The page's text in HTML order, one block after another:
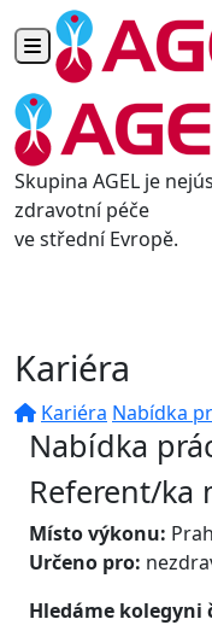
Toggle navigation
Skupina AGEL je
zdravotní péče
ve střední Evropě.
Kariéra
Kariéra Nabídka
Nabídka
Referent/ka
Místo výkonu:
Určeno pro:
Hledáme kolegyni